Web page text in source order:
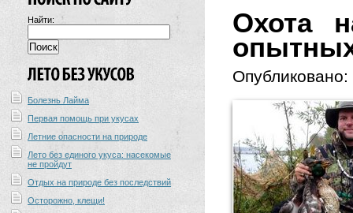
Найти:
Болезнь Лайма
Первая помощь при укусах
Летние опасности на природе
Лето без единого укуса: насекомые
не пройдут
Отдых на природе без последствий
Осторожно, клещи!
Охота
Опубликовано: